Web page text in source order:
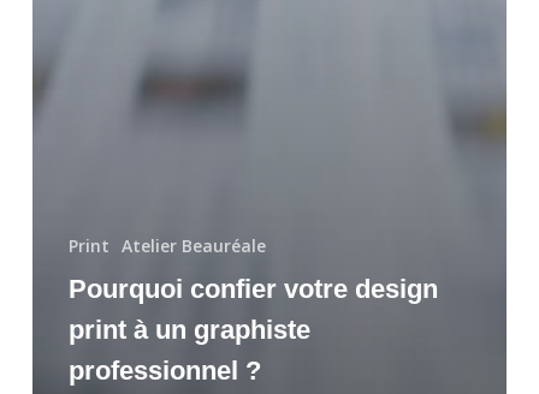
Print Atelier Beauréale
Pourquoi confier votre design
print à un graphiste
professionnel ?